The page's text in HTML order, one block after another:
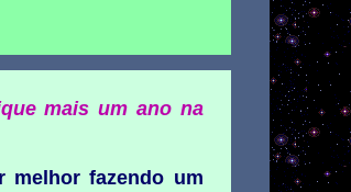
mais um ano na
melhor fazendo um